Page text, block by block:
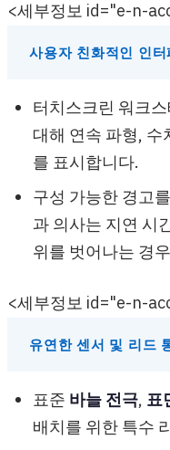
<세부정보 id="e-n-
사용자 친화적인 인
터치스크린 워크
대해 연속 파형, 수
를 표시합니다.
구성 가능한 경고
과 의사는 지연 시
위를 벗어나는 경
<세부정보 id="e-n-
유연한 센서 및 리드
표준 바늘 전극, 표
배치를 위한 특수